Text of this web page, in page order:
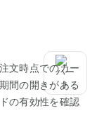
文時点でのカー
間の開きがある
の有効性を確認